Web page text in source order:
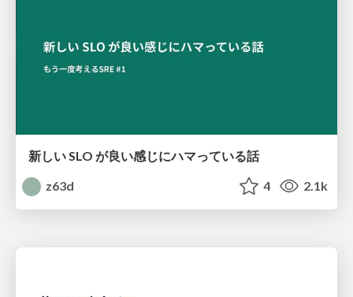
新しい SLO が良い感じにハマっている話
z63d
4 2.1k